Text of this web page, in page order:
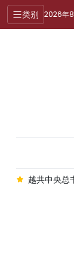
类别 2026年
越共中央总